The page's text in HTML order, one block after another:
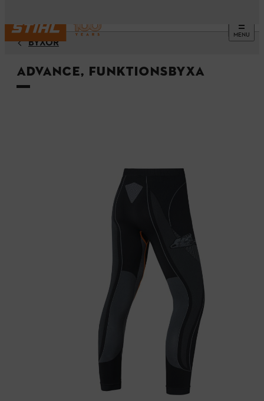
MENU
BYXOR
ADVANCE, funktionsbyxa